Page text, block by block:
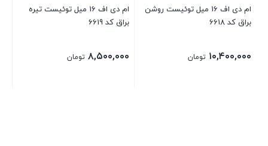
1035
عدد
ام دی اف 16 میل توئیست روشن
براق کد 6618
۱۰,۴۰۰,۰۰۰ تومان
ام دی اف 16 میل توئیست تیره
براق کد 6619
۸,۵۰۰,۰۰۰ تومان